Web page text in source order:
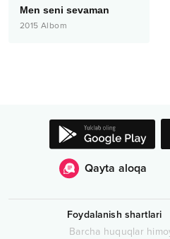
Men seni sevaman
2015 Albom
Qayta aloqa
Foydalanish shartlari
Barcha huquqlar